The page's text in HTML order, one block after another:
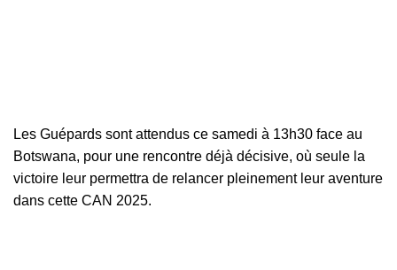
Les Guépards sont attendus ce samedi à 13h30 face au
Botswana, pour une rencontre déjà décisive, où seule la
victoire leur permettra de relancer pleinement leur aventure
dans cette CAN 2025.